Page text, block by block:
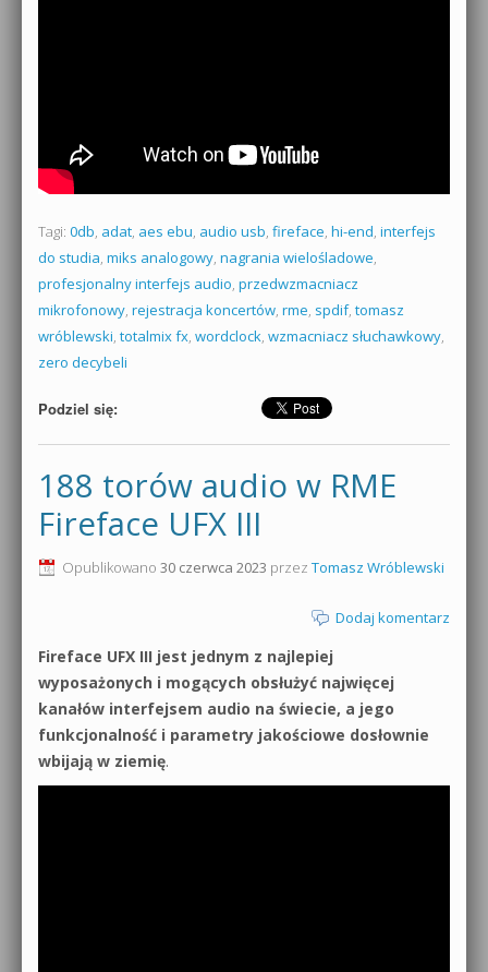
Tagi: 0db, adat, aes ebu, audio usb, fireface, hi-end, interfejs
do studia, miks analogowy, nagrania wielośladowe,
profesjonalny interfejs audio, przedwzmacniacz
mikrofonowy, rejestracja koncertów, rme, spdif, tomasz
wróblewski, totalmix fx, wordclock, wzmacniacz słuchawkowy,
zero decybeli
Podziel się:
188 torów audio w RME
Fireface UFX III
Opublikowano 30 czerwca 2023 przez Tomasz Wróblewski
Dodaj komentarz
Fireface UFX III jest jednym z najlepiej
wyposażonych i mogących obsłużyć najwięcej
kanałów interfejsem audio na świecie, a jego
funkcjonalność i parametry jakościowe dosłownie
wbijają w ziemię.